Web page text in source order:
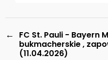
←
FC St. Pauli - Bayern
bukmacherskie ,
(11.04.2026)